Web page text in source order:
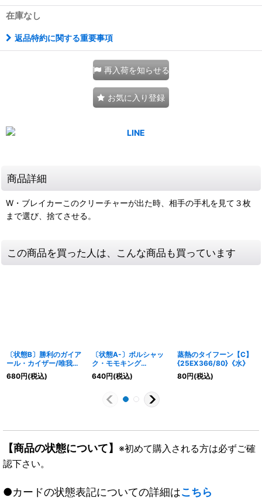
在庫なし
返品特約に関する重要事項
再入荷を知らせる
お気に入り登録
商品詳細
W・ブレイカーこのクリーチャーが出た時、相手の手札を見て３枚
まで選び、捨てさせる。
この商品を買った人は、こんな商品も買っています
〔状態B〕勝利のガイア
ール・カイザー/唯我独
尊ガイアール・オレドラ
ゴン【VIC】{23EX2超
680円(税込)
〔状態A-〕ボルシャッ
ク・モモキング
NEX【KGM】{EX19M
秘1/M秘10}《火》
640円(税込)
蒸熱のタイフーン【C】
{25EX366/80}《水》
80円(税込)
【商品の状態について】 ※初めて購入される方は必ずご確
認下さい。
●カードの状態表記についての詳細はこちら